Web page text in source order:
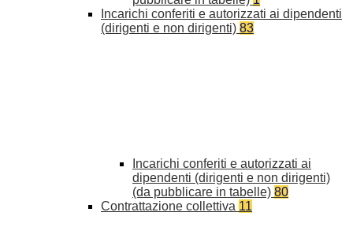
Incarichi conferiti e autorizzati ai dipendenti
(dirigenti e non dirigenti) 83
Incarichi conferiti e autorizzati ai
dipendenti (dirigenti e non dirigenti)
(da pubblicare in tabelle) 80
Contrattazione collettiva 11